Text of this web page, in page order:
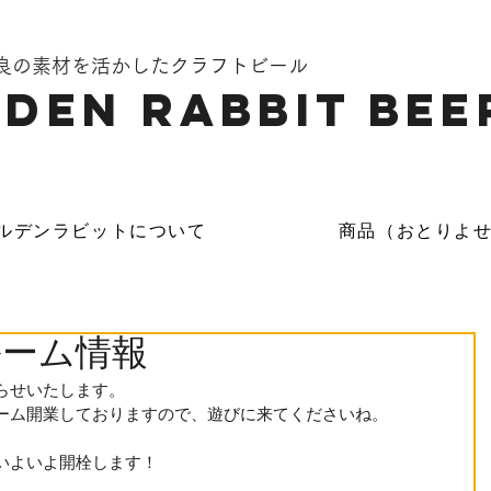
の素材を活かしたクラフトビール
Rabbit
デンラビットについて 商品（おとりよ
ム情報
いたします。
開業しておりますので、遊びに来てくださいね。
いよ開栓します！